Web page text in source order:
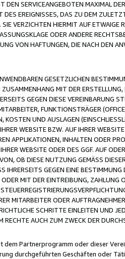
SERVICEANGEBOTEN MAXIMAL
EREIGNISSES, DAS ZU DEM
VERZICHTEN HIERMIT AUF ETWAIGE
ODER ANDERE
VON HAFTUNGEN, DIE NACH DEN
GESETZLICHEN
MIT DER
GEGEN DIESE VEREINBARUNG
FUNKTIONSTRÄGER
UND AUSLAGEN
WEBSITE BZW. AUF IHRER
APPLIKATIONEN, INHALTEN ODER
WEBSITE ODER DES GGF. AUF
OB DIESE NUTZUNG GEMÄSS
GEGEN EINE BESTIMMUNG
MIT DER EINTREIBUNG, ZAHLUNG
MITARBEITER ODER
SCHRITTE EINLEITEN UND
AUCH ZUM ZWECK DER
Partnerprogramm oder dieser
durchgeführten Geschäften oder